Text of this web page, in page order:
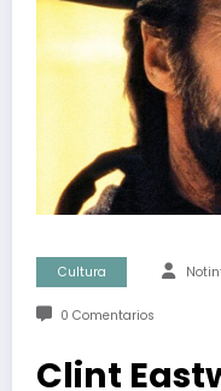
Cultura
0 Comentarios
Clint